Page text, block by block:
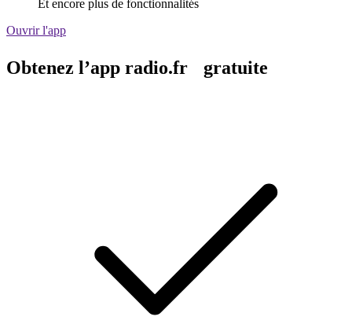
Et encore plus de fonctionnalités
Ouvrir l'app
Obtenez l’app radio.fr gratuite